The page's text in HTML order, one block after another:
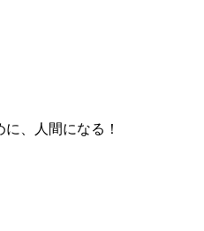
、人間になる！